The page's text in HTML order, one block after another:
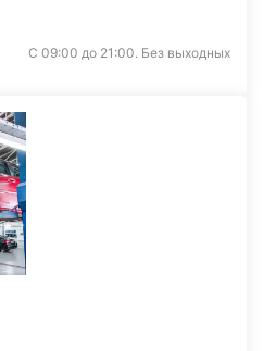
С 09:00 до 21:00. Без выходных